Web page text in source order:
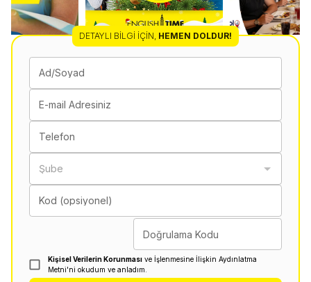
DETAYLI BILGI İÇIN, HEMEN DOLDUR!
Ad/Soyad
E-mail Adresiniz
Telefon
Şube
Kod (opsiyonel)
Doğrulama Kodu
Kişisel Verilerin Korunması ve İşlenmesine İlişkin Aydınlatma
Metni'ni okudum ve anladım.